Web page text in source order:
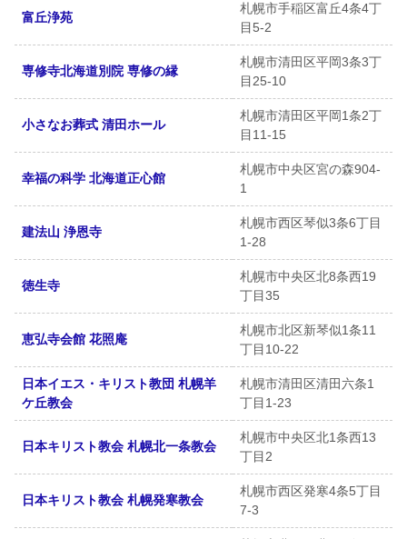
富丘浄苑
札幌市手稲区富丘4条4丁
目5-2
専修寺北海道別院 専修の縁
札幌市清田区平岡3条3丁
目25-10
小さなお葬式 清田ホール
札幌市清田区平岡1条2丁
目11-15
幸福の科学 北海道正心館
札幌市中央区宮の森904-
1
建法山 浄恩寺
札幌市西区琴似3条6丁目
1-28
徳生寺
札幌市中央区北8条西19
丁目35
恵弘寺会館 花照庵
札幌市北区新琴似1条11
丁目10-22
日本イエス・キリスト教団 札幌羊
ケ丘教会
札幌市清田区清田六条1
丁目1-23
日本キリスト教会 札幌北一条教会
札幌市中央区北1条西13
丁目2
日本キリスト教会 札幌発寒教会
札幌市西区発寒4条5丁目
7-3